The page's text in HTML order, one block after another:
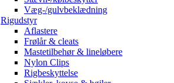
Væg-/gulvbeklædning
Rigudstyr
Aflastere
Frølår & cleats
Mastetilbehør & lineløbere
Nylon Clips
Rigbeskyttelse